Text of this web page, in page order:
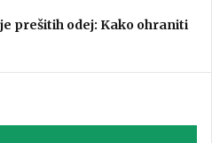
prešitih odej: Kako ohraniti